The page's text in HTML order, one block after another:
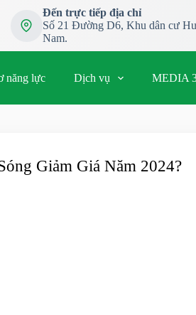
Đến trực tiếp địa chỉ
Số 21 Đường D6, Khu dân cư
Nam.
năng lực Dịch vụ MEDIA
Giảm Giá Năm 2024?